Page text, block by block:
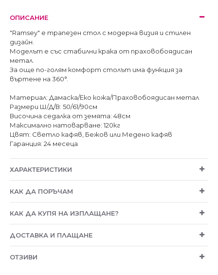
ОПИСАНИЕ
"Ramsey" е трапезен стол с модерна визия и стилен
дизайн.
Моделът е със стабилни крака от праховобоядисан
метал.
За още по-голям комфорт столът има функция за
въртене на 360°.
Материал: Дамаска/Еко кожа/Праховобоядисан метал
Размери Ш/Д/В: 50/61/90см
Височина седалка от земята: 48см
Максимално натоварване: 120кг
Цвят: Светло кафяв, Бежов или Медено кафяв
Гаранция: 24 месеца
ХАРАКТЕРИСТИКИ
КАК ДА ПОРЪЧАМ
КАК ДА КУПЯ НА ИЗПЛАЩАНЕ?
ДОСТАВКА И ПЛАЩАНЕ
ОТЗИВИ